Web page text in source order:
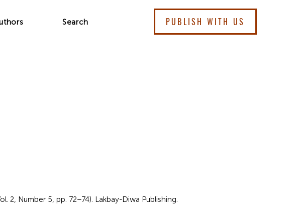
Search PUBLISH WITH US
2, Number 5, pp. 72–74). Lakbay-Diwa Publishing.